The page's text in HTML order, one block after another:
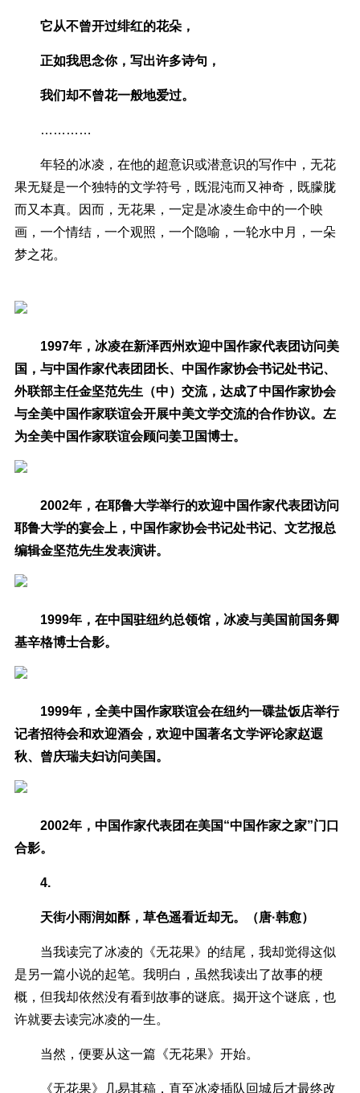
它从不曾开过绯红的花朵，
正如我思念你，写出许多诗句，
我们却不曾花一般地爱过。
…………
年轻的冰凌，在他的超意识或潜意识的写作中，无花
果无疑是一个独特的文学符号，既混沌而又神奇，既朦胧
而又本真。因而，无花果，一定是冰凌生命中的一个映
画，一个情结，一个观照，一个隐喻，一轮水中月，一朵
梦之花。
1997年，冰凌在新泽西州欢迎中国作家代表团访问美
国，与中国作家代表团团长、中国作家协会书记处书记、
外联部主任金坚范先生（中）交流，达成了中国作家协会
与全美中国作家联谊会开展中美文学交流的合作协议。左
为全美中国作家联谊会顾问姜卫国博士。
2002年，在耶鲁大学举行的欢迎中国作家代表团访问
耶鲁大学的宴会上，中国作家协会书记处书记、文艺报总
编辑金坚范先生发表演讲。
1999年，在中国驻纽约总领馆，冰凌与美国前国务卿
基辛格博士合影。
1999年，全美中国作家联谊会在纽约一碟盐饭店举行
记者招待会和欢迎酒会，欢迎中国著名文学评论家赵遐
秋、曾庆瑞夫妇访问美国。
2002年，中国作家代表团在美国“中国作家之家”门口
合影。
4.
天街小雨润如酥，草色遥看近却无。（唐·韩愈）
当我读完了冰凌的《无花果》的结尾，我却觉得这似
是另一篇小说的起笔。我明白，虽然我读出了故事的梗
概，但我却依然没有看到故事的谜底。揭开这个谜底，也
许就要去读完冰凌的一生。
当然，便要从这一篇《无花果》开始。
《无花果》几易其稿，直至冰凌插队回城后才最终改